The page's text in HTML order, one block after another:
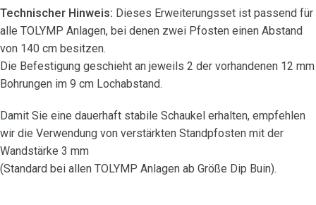
Technischer Hinweis: Dieses Erweiterungsset ist passend für
alle TOLYMP Anlagen, bei denen zwei Pfosten einen Abstand
von 140 cm besitzen.
Die Befestigung geschieht an jeweils 2 der vorhandenen 12 mm
Bohrungen im 9 cm Lochabstand.
Damit Sie eine dauerhaft stabile Schaukel erhalten, empfehlen
wir die Verwendung von verstärkten Standpfosten mit der
Wandstärke 3 mm
(Standard bei allen TOLYMP Anlagen ab Größe Dip Buin).